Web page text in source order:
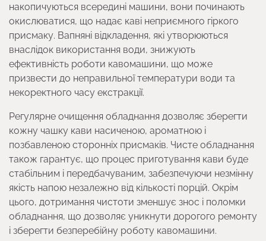
накопичуються всередині машини, вони починають
окислюватися, що надає каві неприємного гіркого
присмаку. Вапняні відкладення, які утворюються
внаслідок використання води, знижують
ефективність роботи кавомашини, що може
призвести до неправильної температури води та
некоректного часу екстракції.
Регулярне очищення обладнання дозволяє зберегти
кожну чашку кави насиченою, ароматною і
позбавленою сторонніх присмаків. Чисте обладнання
також гарантує, що процес приготування кави буде
стабільним і передбачуваним, забезпечуючи незмінну
якість напою незалежно від кількості порцій. Окрім
цього, дотримання чистоти зменшує знос і поломки
обладнання, що дозволяє уникнути дорогого ремонту
і зберегти безперебійну роботу кавомашини.